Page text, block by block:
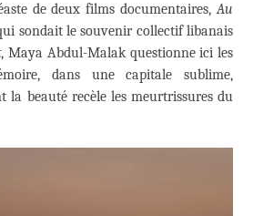
de deux films documentaires, Au
sondait le souvenir collectif libanais
, Maya Abdul-Malak questionne ici les
dans une capitale sublime,
la beauté recèle les meurtrissures du